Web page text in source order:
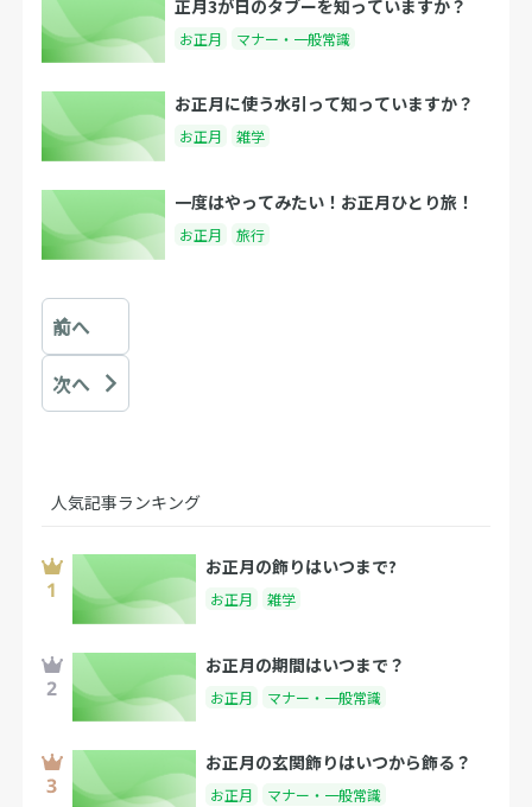
正月3が日のタブーを知っていますか？
お正月 マナー・一般常識
お正月に使う水引って知っていますか？
お正月 雑学
一度はやってみたい！お正月ひとり旅！
お正月 旅行
前へ
次へ
人気記事ランキング
お正月の飾りはいつまで?
お正月 雑学
お正月の期間はいつまで？
お正月 マナー・一般常識
お正月の玄関飾りはいつから飾る？
お正月 マナー・一般常識